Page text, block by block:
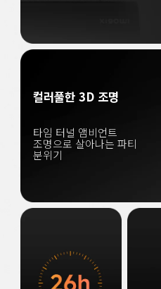
컬러풀한 3D 조명
타임 터널 앰비언트
조명으로 살아나는 파티
분위기